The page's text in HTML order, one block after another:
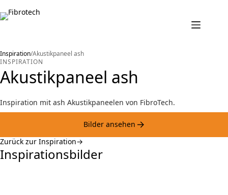
Inhalt
springen
Inspiration/Akustikpaneel ash
INSPIRATION
Akustikpaneel ash
Inspiration mit ash Akustikpaneelen von FibroTech.
Bilder ansehen
Zurück zur Inspiration
Inspirationsbilder